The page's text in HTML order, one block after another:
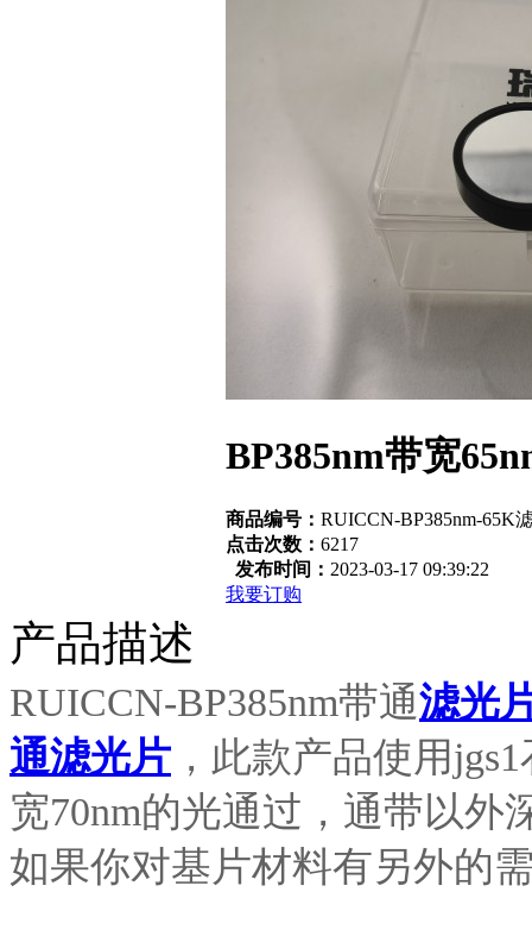
BP385nm带宽
商品编号： RUICCN-BP385nm-65K
点击次数： 6217
发布时间： 2023-03-17 09:39:22
我要订购
产品描述
RUICCN-BP385nm带通滤光
通滤光片 ，此款产品使用
宽70nm的光通过，通带以外
如果你对基片材料有另外的